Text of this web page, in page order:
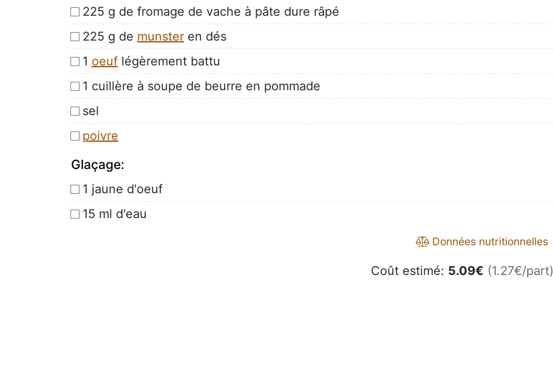
225 g de fromage de vache à pâte dure râpé
225 g de munster en dés
1 oeuf légèrement battu
1 cuillère à soupe de beurre en pommade
sel
poivre
Glaçage:
1 jaune d'oeuf
15 ml d'eau
Données nutritionnelles
Coût estimé: 5.09€ (1.27€/part)